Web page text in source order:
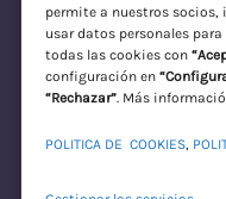
permite a nuestros socios,
usar datos personales
todas las cookies con
configuración en
“Rechazar”. Más
POLITICA DE COOKIES,
Discreto en
Acceder